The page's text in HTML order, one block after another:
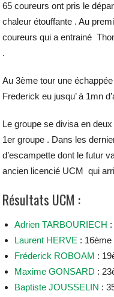
65 coureurs ont pris le
chaleur étouffante . Au
coureurs qui a entrainé
.
Au 3ème tour une
Frederick eu jusqu’ à 1mn
Le groupe se divisa en
1er groupe . Dans les
d’escampette dont le futur
ancien licencié UCM qui
Résultats UCM :
Adrien TARBOURIECH
Laurent HERVE : 16ème
Fréderick ROBOAM :
Maxime GONSARD :
Baptiste JOUSSELIN :